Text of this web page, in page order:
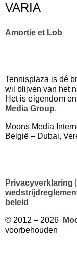
VARIA
Amortie et Lob
Tennisplaza is dé
wil blijven van het
Het is eigendom
Media Group.
Moons Media
België – Dubai,
Privacyverklaring
beleid
© 2012 – 2026
voorbehouden